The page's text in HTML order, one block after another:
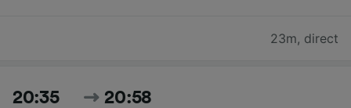
23m, direct
20:35 20:58